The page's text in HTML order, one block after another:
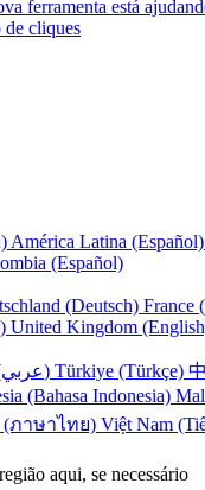
ferramenta está
de cliques
América Latina (Español)
(Español)
(Deutsch) France
United Kingdom
UAE (عربي) Türkiye (Türkçe)
(Bahasa Indonesia)
(ภาษาไทย) Việt Nam
aqui, se necessário